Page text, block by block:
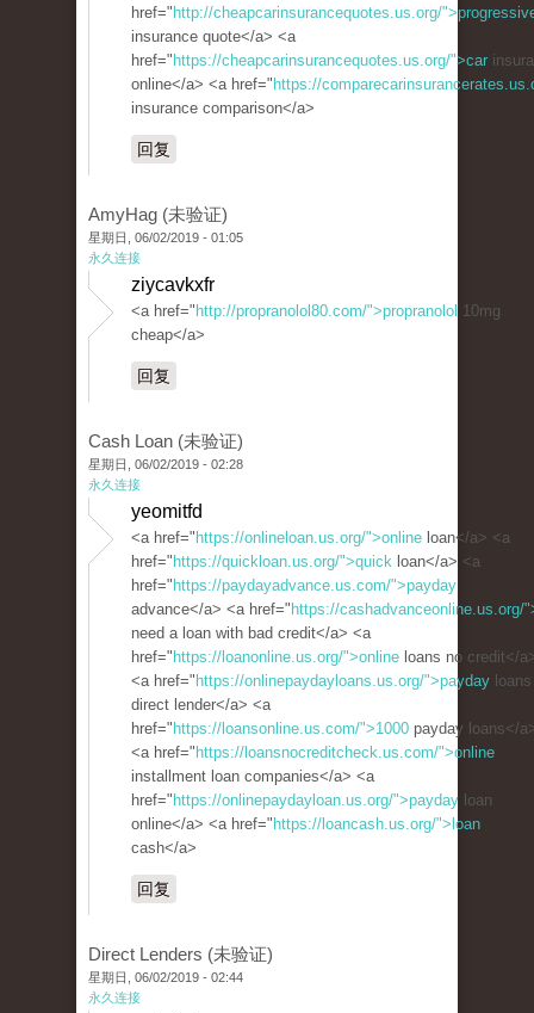
href=" http://cheapcarinsurancequotes.us.org/
insurance quote</a> <a
href=" https://cheapcarinsurancequotes.us.org/">car
online</a> <a href=" https://
insurance comparison</a>
回复
AmyHag (未验证)
星期日, 06/02/2019 - 01:05
永久连接
ziycavkxfr
<a href=" http://propranolol80.com/">propranolol 10mg
cheap</a>
回复
Cash Loan (未验证)
星期日, 06/02/2019 - 02:28
永久连接
yeomitfd
<a href=" https://onlineloan.us.org/">online loan</a> <a
href=" https://quickloan.us.org/">quick loan</a> <a
href=" https://paydayadvance.us.com/">payday
advance</a> <a href=" https://cashadvanceonline.us.org/
need a loan with bad credit</a> <a
href=" https://loanonline.us.org/">online loans no credit</
<a href=" https://onlinepaydayloans.us.org/">payday loans
direct lender</a> <a
href=" https://loansonline.us.com/">1000 payday loans</
<a href=" https://loansnocreditcheck.us.com/">online
installment loan companies</a> <a
href=" https://onlinepaydayloan.us.org/">payday loan
online</a> <a href=" https://loancash.us.org/">loan
cash</a>
回复
Direct Lenders (未验证)
星期日, 06/02/2019 - 02:44
永久连接